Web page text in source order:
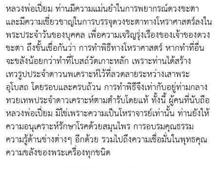
หลวงพ่อเปี่ยม ท่านมีความแม่นยำในการพยากรณ์ดวงชะตา
และมีความเชี่ยวชาญในการบรรจุดวงชะตาทางโหราศาสตร์ลงใน
พระประจำวันของบุคคล เพื่อความเจริญรุ่งเรืองของเจ้าของดวง
ชะตา ถึงขั้นเชื่อกันว่า การทำพิธีทางโหราศาสตร์ หากทำที่อื่น
จะขลังน้อยกว่าทำที่โบสถ์วัดเกาะหลัก เพราะท่านได้สร้าง
เทวรูปประจำดาวนพเคราะห์ไว้ที่ลวดลายระหว่างเสาพระ
อุโบสถ โดยรอบและครบถ้วน การทำพิธีจึงเท่ากับอยู่ท่ามกลาง
ทวยเทพประจำดาวเคราะห์ตามตำรับโดยแท้ ทั้งนี้ ผู้คนที่นับถือ
หลวงพ่อเปี่ยม มิใช่เพราะความเป็นโหราจารย์เท่านั้น ท่านยังให้
ความอนุเคราะห์รักษาโรคด้วยสมุนไพร การอบรมคุณธรรม
ความรู้ด้านช่างต่างๆ อีกด้วย รวมไปถึงความเชื่อมั่นในพุทธคุณ
ความขลังของพระเครื่องทุกชนิด